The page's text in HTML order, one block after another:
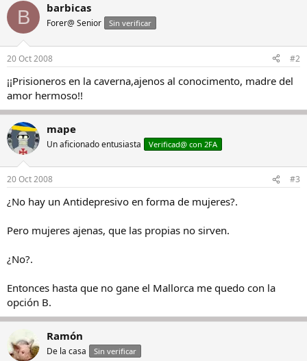
B barbicas
Forer@ Senior Sin verificar
20 Oct 2008 #2
¡¡Prisioneros en la caverna,ajenos al conocimento, madre del
amor hermoso!!
mape
Un aficionado entusiasta Verificad@ con 2FA
20 Oct 2008 #3
¿No hay un Antidepresivo en forma de mujeres?.
Pero mujeres ajenas, que las propias no sirven.
¿No?.
Entonces hasta que no gane el Mallorca me quedo con la
opción B.
Ramón
De la casa Sin verificar